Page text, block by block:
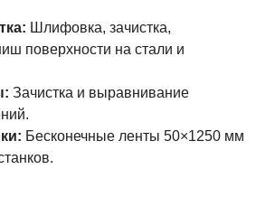
Шлифовка, зачистка,
поверхности на стали и
Зачистка и выравнивание
Бесконечные ленты 50×1250 мм